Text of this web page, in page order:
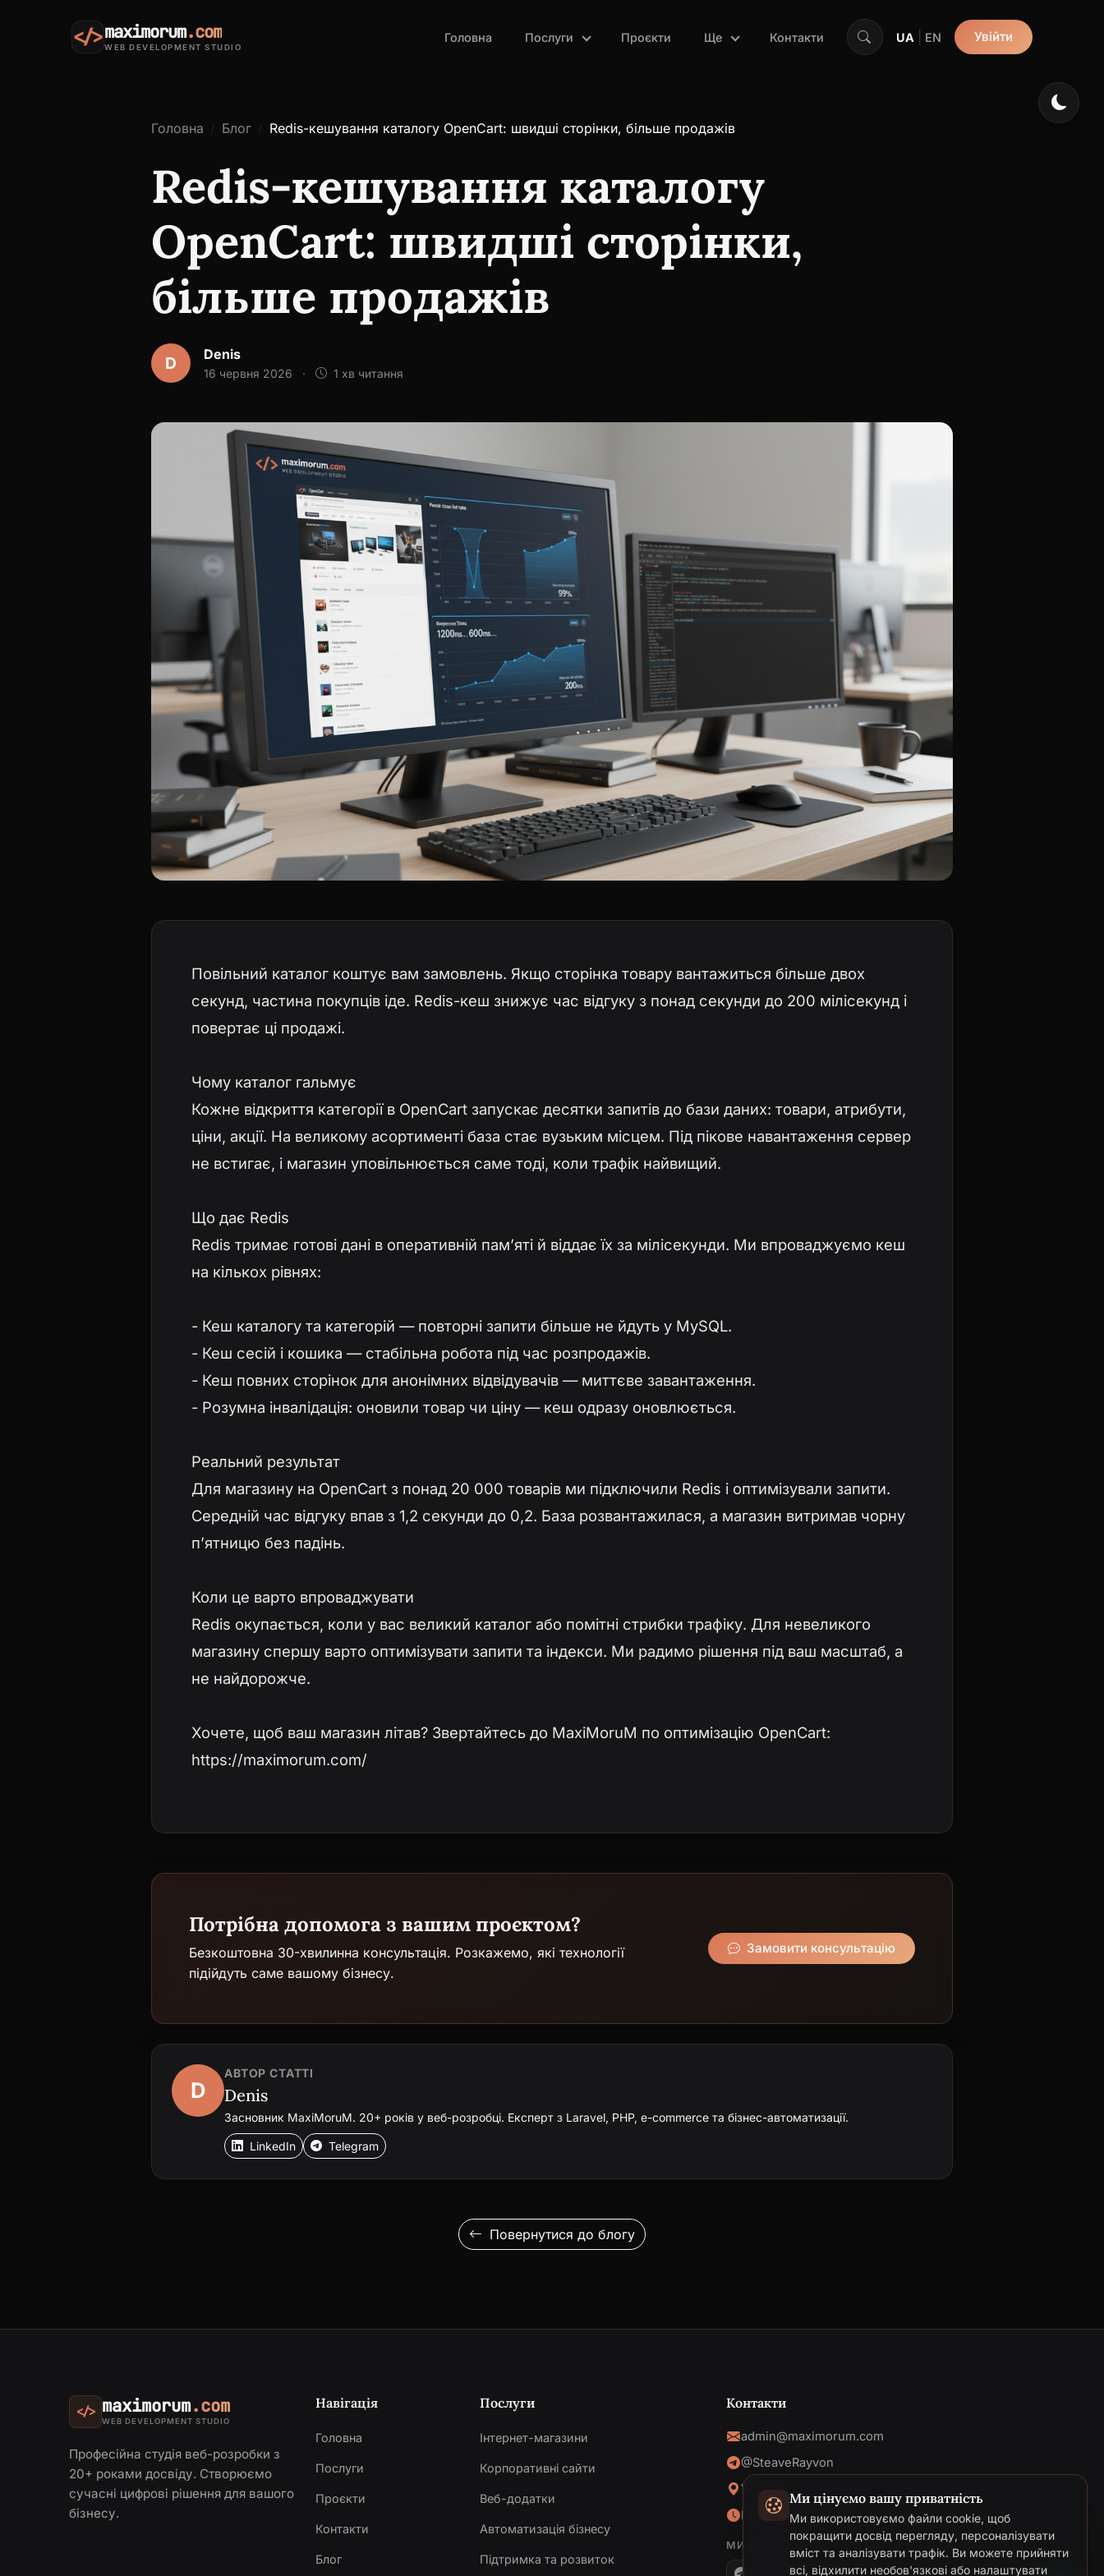
</>maximorum.com
WEB DEVELOPMENT STUDIO
Головна Послуги Проєкти Ще Контакти UA EN Увійти
Головна Блог Redis-кешування каталогу OpenCart: швидші сторінки, більше продажів
Redis-кешування каталогу
OpenCart: швидші сторінки,
більше продажів
D Denis
16 червня 2026 · 1 хв читання
Повільний каталог коштує вам замовлень. Якщо сторінка товару вантажиться більше двох
секунд, частина покупців іде. Redis-кеш знижує час відгуку з понад секунди до 200 мілісекунд і
повертає ці продажі.
Чому каталог гальмує
Кожне відкриття категорії в OpenCart запускає десятки запитів до бази даних: товари, атрибути,
ціни, акції. На великому асортименті база стає вузьким місцем. Під пікове навантаження сервер
не встигає, і магазин уповільнюється саме тоді, коли трафік найвищий.
Що дає Redis
Redis тримає готові дані в оперативній памʼяті й віддає їх за мілісекунди. Ми впроваджуємо кеш
на кількох рівнях:
- Кеш каталогу та категорій — повторні запити більше не йдуть у MySQL.
- Кеш сесій і кошика — стабільна робота під час розпродажів.
- Кеш повних сторінок для анонімних відвідувачів — миттєве завантаження.
- Розумна інвалідація: оновили товар чи ціну — кеш одразу оновлюється.
Реальний результат
Для магазину на OpenCart з понад 20 000 товарів ми підключили Redis і оптимізували запити.
Середній час відгуку впав з 1,2 секунди до 0,2. База розвантажилася, а магазин витримав чорну
пʼятницю без падінь.
Коли це варто впроваджувати
Redis окупається, коли у вас великий каталог або помітні стрибки трафіку. Для невеликого
магазину спершу варто оптимізувати запити та індекси. Ми радимо рішення під ваш масштаб, а
не найдорожче.
Хочете, щоб ваш магазин літав? Звертайтесь до MaxiMoruM по оптимізацію OpenCart:
https://maximorum.com/
Потрібна допомога з вашим проєктом?
Безкоштовна 30-хвилинна консультація. Розкажемо, які технології
підійдуть саме вашому бізнесу.
Замовити консультацію
D
АВТОР СТАТТІ
Denis
Засновник MaxiMoruM. 20+ років у веб-розробці. Експерт з Laravel, PHP, e-commerce та бізнес-автоматизації.
LinkedIn Telegram
Повернутися до блогу
</> maximorum.com
WEB DEVELOPMENT STUDIO
Професійна студія веб-розробки з
20+ роками досвіду. Створюємо
сучасні цифрові рішення для вашого
бізнесу.
Навігація
Головна
Послуги
Проєкти
Контакти
Блог
Послуги
Інтернет-магазини
Корпоративні сайти
Веб-додатки
Автоматизація бізнесу
Підтримка та розвиток
Контакти
admin@maximorum.com
@SteaveRayvon
Україна
Пн-Пт: 09:00 - 18:00
МИ В МЕРЕЖІ
Telegram
Email
Ми цінуємо вашу приватність
Ми використовуємо файли cookie, щоб
покращити досвід перегляду, персоналізувати
вміст та аналізувати трафік. Ви можете прийняти
всі, відхилити необов'язкові або налаштувати